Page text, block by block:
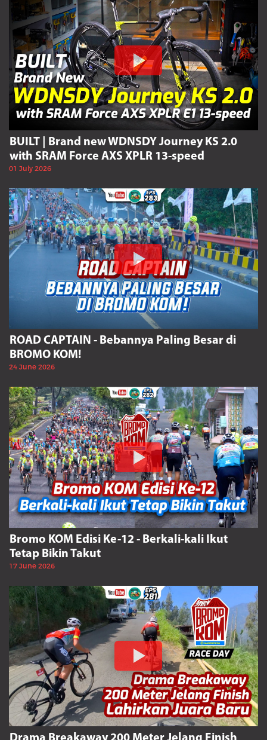
BUILT | Brand new WDNSDY Journey KS 2.0
with SRAM Force AXS XPLR 13-speed
01 July 2026
ROAD CAPTAIN - Bebannya Paling Besar di
BROMO KOM!
24 June 2026
Bromo KOM Edisi Ke-12 - Berkali-kali Ikut
Tetap Bikin Takut
17 June 2026